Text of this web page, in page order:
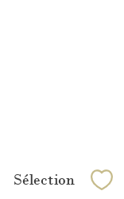
Sélection